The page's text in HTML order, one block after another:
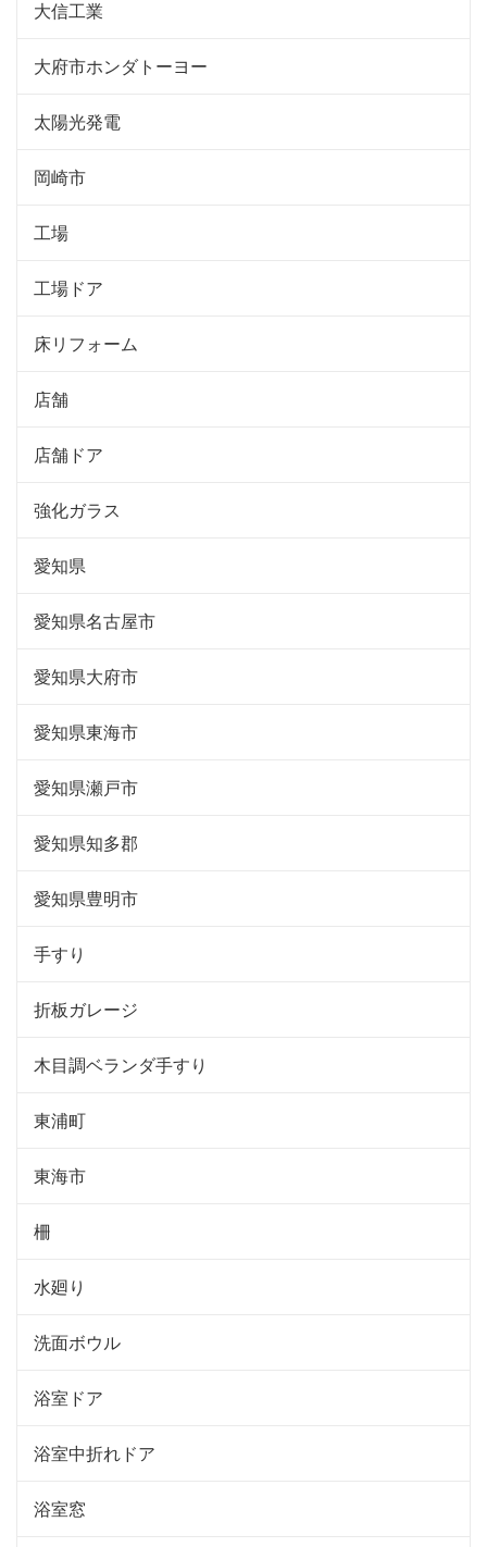
大信工業
大府市ホンダトーヨー
太陽光発電
岡崎市
工場
工場ドア
床リフォーム
店舗
店舗ドア
強化ガラス
愛知県
愛知県名古屋市
愛知県大府市
愛知県東海市
愛知県瀬戸市
愛知県知多郡
愛知県豊明市
手すり
折板ガレージ
木目調ベランダ手すり
東浦町
東海市
柵
水廻り
洗面ボウル
浴室ドア
浴室中折れドア
浴室窓